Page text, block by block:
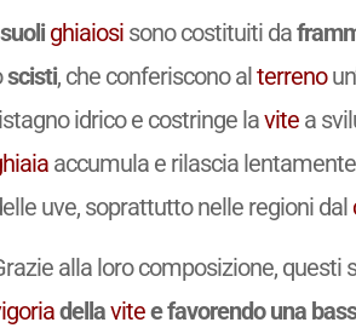
suolighiaiosi sono costituiti da
scisti, che conferiscono alterreno
idrico e costringe lavite a
accumula e rilascia
uve, soprattutto nelle regioni dal
alla loro composizione, questi
dellavitee favorendo una